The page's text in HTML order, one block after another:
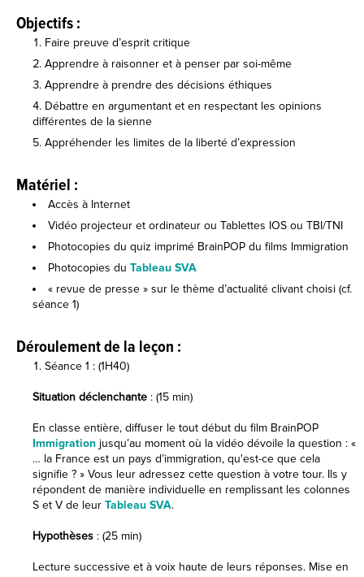
Objectifs :
Faire preuve d’esprit critique
Apprendre à raisonner et à penser par soi-même
Apprendre à prendre des décisions éthiques
Débattre en argumentant et en respectant les opinions
différentes de la sienne
Appréhender les limites de la liberté d’expression
Matériel :
Accès à Internet
Vidéo projecteur et ordinateur ou Tablettes IOS ou TBI/TNI
Photocopies du quiz imprimé BrainPOP du films Immigration
Photocopies du Tableau SVA
« revue de presse » sur le thème d’actualité clivant choisi (cf.
séance 1)
Déroulement de la leçon :
Séance 1 : (1H40)
Situation déclenchante : (15 min)
En classe entière, diffuser le tout début du film BrainPOP
Immigration jusqu’au moment où la vidéo dévoile la question : «
… la France est un pays d’immigration, qu'est-ce que cela
signifie ? » Vous leur adressez cette question à votre tour. Ils y
répondent de manière individuelle en remplissant les colonnes
S et V de leur Tableau SVA.
Hypothèses : (25 min)
Lecture successive et à voix haute de leurs réponses. Mise en